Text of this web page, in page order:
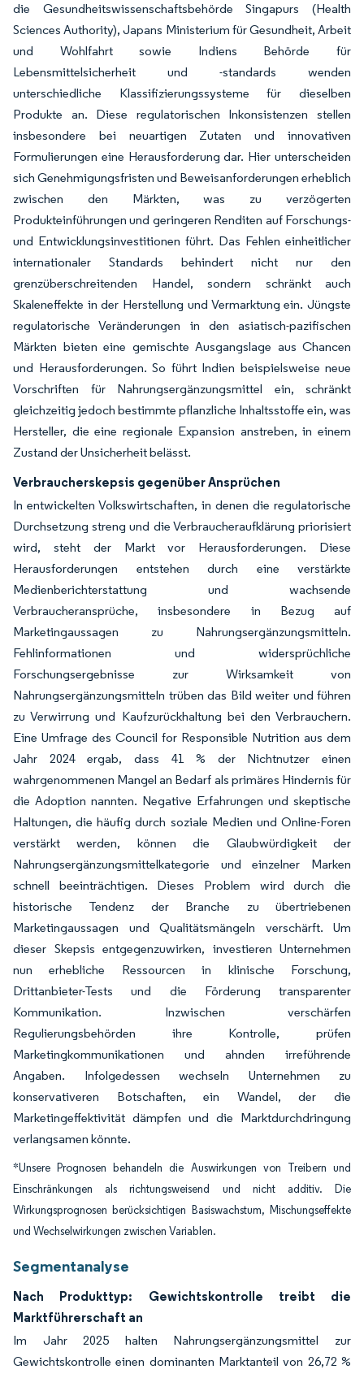
die Gesundheitswissenschaftsbehörde Singapurs (Health
Sciences Authority), Japans Ministerium für Gesundheit, Arbeit
und Wohlfahrt sowie Indiens Behörde für
Lebensmittelsicherheit und -standards wenden
unterschiedliche Klassifizierungssysteme für dieselben
Produkte an. Diese regulatorischen Inkonsistenzen stellen
insbesondere bei neuartigen Zutaten und innovativen
Formulierungen eine Herausforderung dar. Hier unterscheiden
sich Genehmigungsfristen und Beweisanforderungen erheblich
zwischen den Märkten, was zu verzögerten
Produkteinführungen und geringeren Renditen auf Forschungs-
und Entwicklungsinvestitionen führt. Das Fehlen einheitlicher
internationaler Standards behindert nicht nur den
grenzüberschreitenden Handel, sondern schränkt auch
Skaleneffekte in der Herstellung und Vermarktung ein. Jüngste
regulatorische Veränderungen in den asiatisch-pazifischen
Märkten bieten eine gemischte Ausgangslage aus Chancen
und Herausforderungen. So führt Indien beispielsweise neue
Vorschriften für Nahrungsergänzungsmittel ein, schränkt
gleichzeitig jedoch bestimmte pflanzliche Inhaltsstoffe ein, was
Hersteller, die eine regionale Expansion anstreben, in einem
Zustand der Unsicherheit belässt.
Verbraucherskepsis gegenüber Ansprüchen
In entwickelten Volkswirtschaften, in denen die regulatorische
Durchsetzung streng und die Verbraucheraufklärung priorisiert
wird, steht der Markt vor Herausforderungen. Diese
Herausforderungen entstehen durch eine verstärkte
Medienberichterstattung und wachsende
Verbraucheransprüche, insbesondere in Bezug auf
Marketingaussagen zu Nahrungsergänzungsmitteln.
Fehlinformationen und widersprüchliche
Forschungsergebnisse zur Wirksamkeit von
Nahrungsergänzungsmitteln trüben das Bild weiter und führen
zu Verwirrung und Kaufzurückhaltung bei den Verbrauchern.
Eine Umfrage des Council for Responsible Nutrition aus dem
Jahr 2024 ergab, dass 41 % der Nichtnutzer einen
wahrgenommenen Mangel an Bedarf als primäres Hindernis für
die Adoption nannten. Negative Erfahrungen und skeptische
Haltungen, die häufig durch soziale Medien und Online-Foren
verstärkt werden, können die Glaubwürdigkeit der
Nahrungsergänzungsmittelkategorie und einzelner Marken
schnell beeinträchtigen. Dieses Problem wird durch die
historische Tendenz der Branche zu übertriebenen
Marketingaussagen und Qualitätsmängeln verschärft. Um
dieser Skepsis entgegenzuwirken, investieren Unternehmen
nun erhebliche Ressourcen in klinische Forschung,
Drittanbieter-Tests und die Förderung transparenter
Kommunikation. Inzwischen verschärfen
Regulierungsbehörden ihre Kontrolle, prüfen
Marketingkommunikationen und ahnden irreführende
Angaben. Infolgedessen wechseln Unternehmen zu
konservativeren Botschaften, ein Wandel, der die
Marketingeffektivität dämpfen und die Marktdurchdringung
verlangsamen könnte.
*Unsere Prognosen behandeln die Auswirkungen von Treibern und
Einschränkungen als richtungsweisend und nicht additiv. Die
Wirkungsprognosen berücksichtigen Basiswachstum, Mischungseffekte
und Wechselwirkungen zwischen Variablen.
Segmentanalyse
Nach Produkttyp: Gewichtskontrolle treibt die
Marktführerschaft an
Im Jahr 2025 halten Nahrungsergänzungsmittel zur
Gewichtskontrolle einen dominanten Marktanteil von 26,72 %